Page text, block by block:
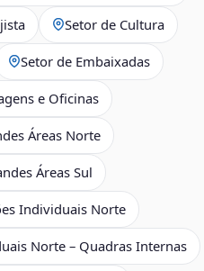
Setor de Cultura
Setor de Embaixadas
e Oficinas
Áreas Norte
Áreas Sul
Individuais Norte
Norte – Quadras Internas